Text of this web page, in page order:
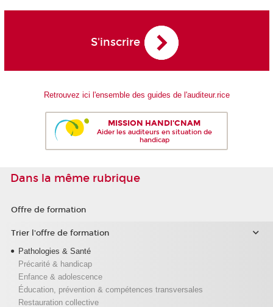
S'inscrire
Retrouvez ici l'ensemble des guides de l'auditeur.rice
MISSION HANDI'CNAM
Aider les auditeurs en situation de
handicap
Dans la même rubrique
Offre de formation
Trier l'offre de formation
Pathologies & Santé
Précarité & handicap
Enfance & adolescence
Éducation, prévention & compétences transversales
Restauration collective